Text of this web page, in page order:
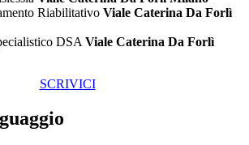
Riabilitativo Viale Caterina Da Forlì
DSA Viale Caterina Da Forlì
SCRIVICI